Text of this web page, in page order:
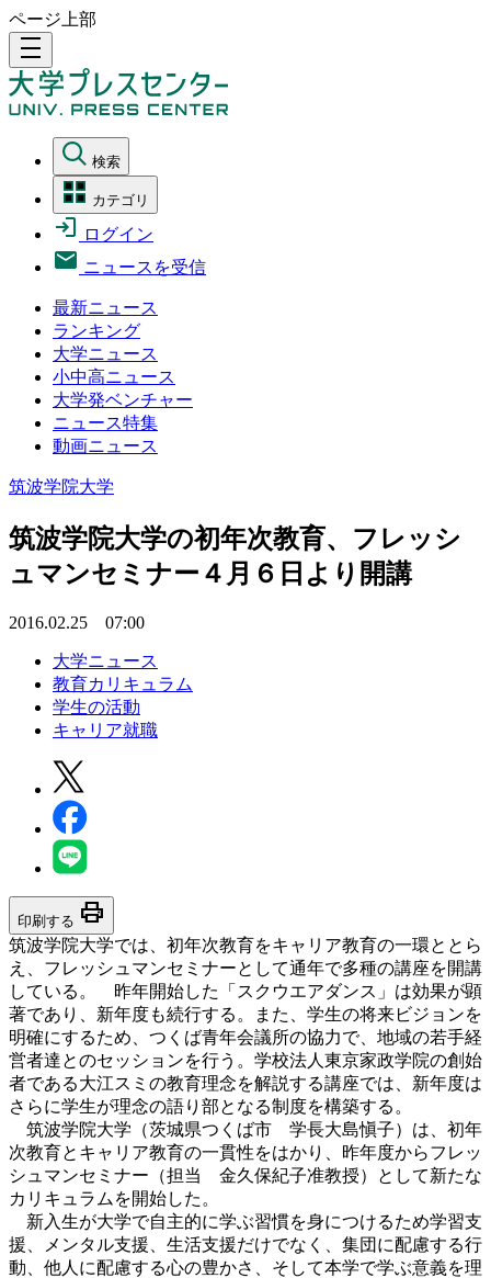
ページ上部
density_medium
検索
カテゴリ
ログイン
ニュースを受信
最新ニュース
ランキング
大学ニュース
小中高ニュース
大学発ベンチャー
ニュース特集
動画ニュース
筑波学院大学
筑波学院大学の初年次教育、フレッシ
ュマンセミナー４月６日より開講
2016.02.25 07:00
大学ニュース
教育カリキュラム
学生の活動
キャリア就職
印刷する print
筑波学院大学では、初年次教育をキャリア教育の一環ととら
え、フレッシュマンセミナーとして通年で多種の講座を開講
している。 昨年開始した「スクウエアダンス」は効果が顕
著であり、新年度も続行する。また、学生の将来ビジョンを
明確にするため、つくば青年会議所の協力で、地域の若手経
営者達とのセッションを行う。学校法人東京家政学院の創始
者である大江スミの教育理念を解説する講座では、新年度は
さらに学生が理念の語り部となる制度を構築する。
筑波学院大学（茨城県つくば市 学長大島愼子）は、初年
次教育とキャリア教育の一貫性をはかり、昨年度からフレッ
シュマンセミナー（担当 金久保紀子准教授）として新たな
カリキュラムを開始した。
新入生が大学で自主的に学ぶ習慣を身につけるため学習支
援、メンタル支援、生活支援だけでなく、集団に配慮する行
動、他人に配慮する心の豊かさ、そして本学で学ぶ意義を理